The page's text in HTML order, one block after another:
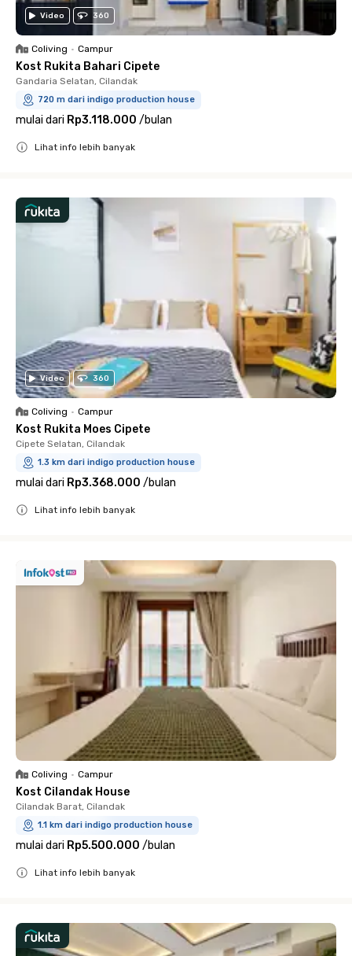
Video 360
Coliving • Campur
Kost Rukita Bahari Cipete
Gandaria Selatan, Cilandak
720 m dari indigo production house
mulai dari Rp3.118.000 /bulan
Lihat info lebih banyak
Video 360
Coliving • Campur
Kost Rukita Moes Cipete
Cipete Selatan, Cilandak
1.3 km dari indigo production house
mulai dari Rp3.368.000 /bulan
Lihat info lebih banyak
Coliving • Campur
Kost Cilandak House
Cilandak Barat, Cilandak
1.1 km dari indigo production house
mulai dari Rp5.500.000 /bulan
Lihat info lebih banyak